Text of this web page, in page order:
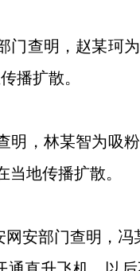
门查明，赵某珂
播扩散。
明，林某智为吸
地传播扩散。
网安部门查明，